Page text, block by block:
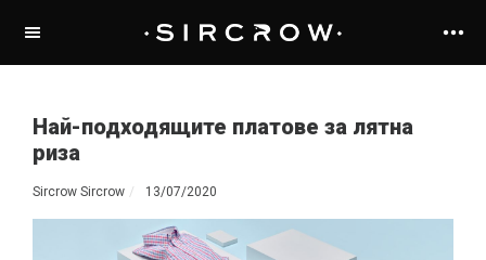
Най-подходящите платове за лятна
риза
Sircrow Sircrow 13/07/2020